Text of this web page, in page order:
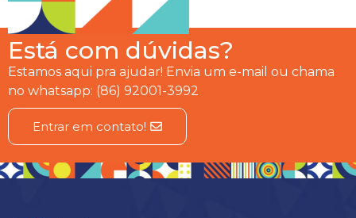
Está com dúvidas?
Estamos aqui pra ajudar! Envia um e-mail ou chama
no whatsapp: (86) 92001-3992
Entrar em contato!